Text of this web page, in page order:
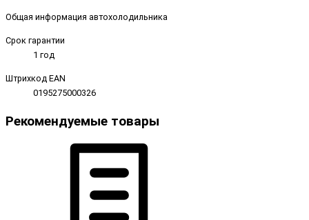
Общая информация автохолодильника
Срок гарантии
1 год
Штрихкод EAN
0195275000326
Рекомендуемые товары